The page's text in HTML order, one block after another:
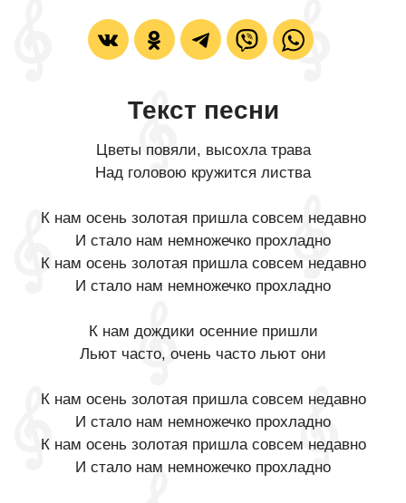
Текст песни
Цветы повяли, высохла трава
Над головою кружится листва
К нам осень золотая пришла совсем недавно
И стало нам немножечко прохладно
К нам осень золотая пришла совсем недавно
И стало нам немножечко прохладно
К нам дождики осенние пришли
Льют часто, очень часто льют они
К нам осень золотая пришла совсем недавно
И стало нам немножечко прохладно
К нам осень золотая пришла совсем недавно
И стало нам немножечко прохладно